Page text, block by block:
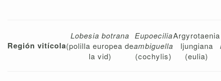
Región vitícola
Lobesia botrana
(polilla europea de
la vid)
Eupoecilia
ambiguella
(cochylis)
Argyrotaenia
ljungiana
(eulia)